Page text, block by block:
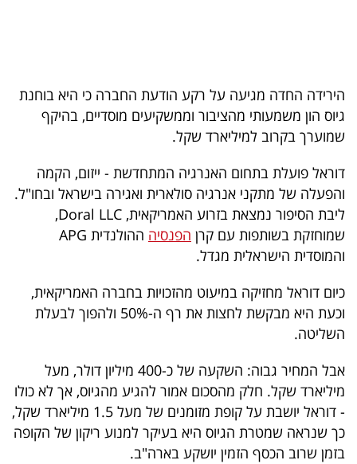
המילון
הכלכלי
פודקאסט
40
UNDER
40
שיתופי
פעולה
דרושים
ניוזלטרים
הירידה החדה מגיעה על רקע הודעת החברה כי היא בוחנת
גיוס הון משמעותי מהציבור וממשקיעים מוסדיים, בהיקף
שמוערך בקרוב למיליארד שקל.
דוראל פועלת בתחום האנרגיה המתחדשת - ייזום, הקמה
והפעלה של מתקני אנרגיה סולארית ואגירה בישראל ובחו"ל.
ליבת הסיפור נמצאת בזרוע האמריקאית, Doral LLC,
שמוחזקת בשותפות עם קרן הפנסיה
ההולנדית APG
והמוסדית הישראלית מגדל.
כיום דוראל מחזיקה במיעוט מהזכויות בחברה האמריקאית,
וכעת היא מבקשת לחצות את רף ה-50% ולהפוך לבעלת
השליטה.
אבל המחיר גבוה: השקעה של כ-400 מיליון דולר, מעל
מיליארד שקל. חלק מהסכום אמור להגיע מהגיוס, אך לא כולו
- דוראל יושבת על קופת מזומנים של מעל 1.5 מיליארד שקל,
כך שנראה שמטרת הגיוס היא בעיקר למנוע ריקון של הקופה
בזמן שרוב הכסף הזמין יושקע בארה"ב.